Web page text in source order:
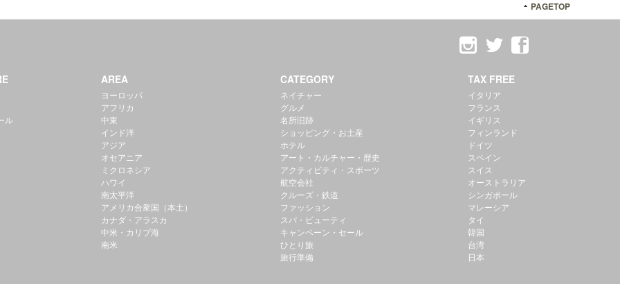
PAGETOP
ル
AREA
ヨーロッパ
アフリカ
中東
インド洋
アジア
オセアニア
ミクロネシア
ハワイ
南太平洋
アメリカ合衆国（本土）
カナダ・アラスカ
中米・カリブ海
南米
CATEGORY
ネイチャー
グルメ
名所旧跡
ショッピング・お土産
ホテル
アート・カルチャー・歴史
アクティビティ・スポーツ
航空会社
クルーズ・鉄道
ファッション
スパ・ビューティ
キャンペーン・セール
ひとり旅
旅行準備
TAX FREE
イタリア
フランス
イギリス
フィンランド
ドイツ
スペイン
スイス
オーストラリア
シンガポール
マレーシア
タイ
韓国
台湾
日本